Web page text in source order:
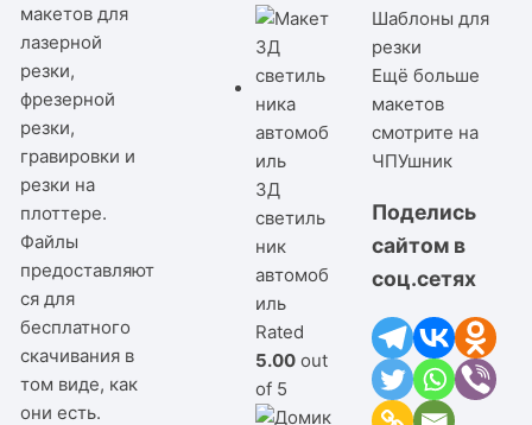
макетов для
лазерной
резки,
фрезерной
резки,
гравировки и
резки на
плоттере.
Файлы
предоставляют
ся для
бесплатного
скачивания в
том виде, как
они есть.
3Д
светиль
ник
автомоб
иль
Rated
5.00 out
of 5
Шаблоны для
резки
Ещё больше
макетов
смотрите на
ЧПУшник
Поделись
сайтом в
соц.сетях